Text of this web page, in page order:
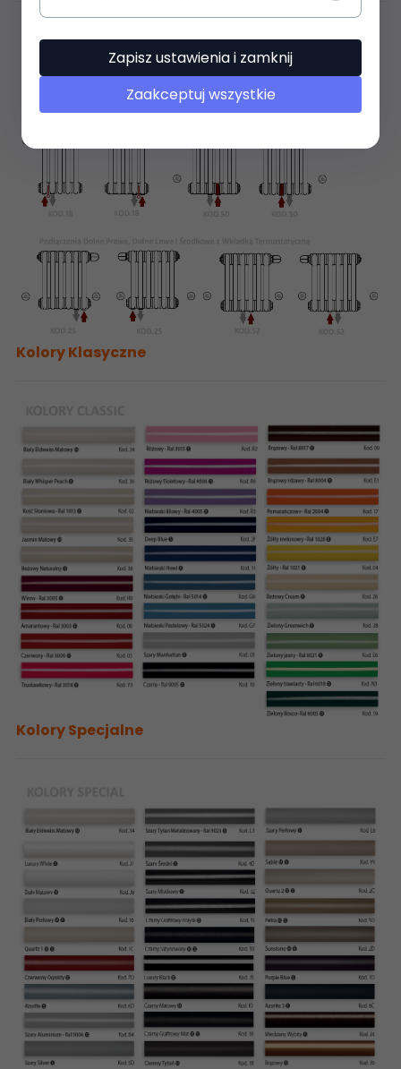
Kolory Klasyczne
Kolory Specjalne
Zapisz ustawienia i zamknij
Zaakceptuj wszystkie